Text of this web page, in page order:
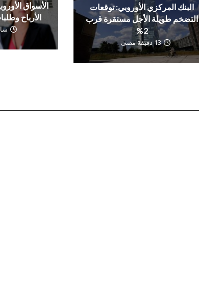
البنك المركزي الأوروبي: توقعات
التضخم طويلة الأجل مستقرة قرب
2%
13 دقيقة مضى
الأسواق
الأرباح